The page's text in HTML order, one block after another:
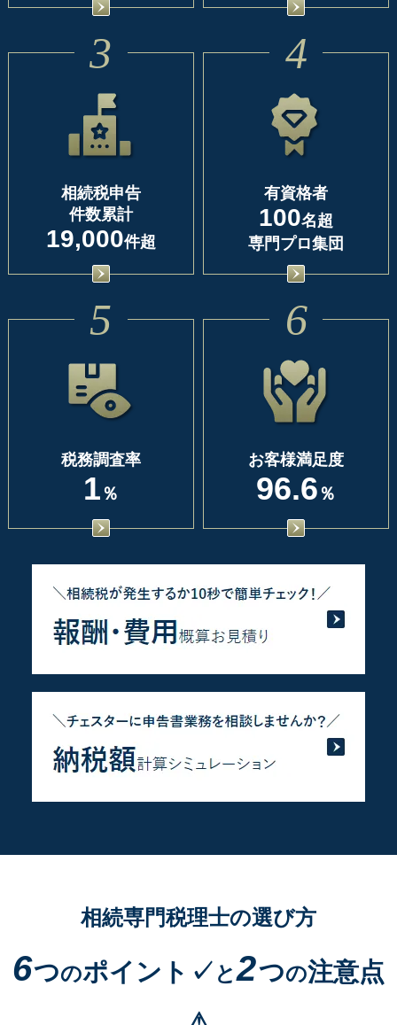
3
相続税申告
件数累計
19,000件超
4
有資格者
100名超
専門プロ集団
5
税務調査率
1 ％
6
お客様満足度
96.6 ％
相続専門税理士の選び方
6つのポイント✓ と2つの注意点